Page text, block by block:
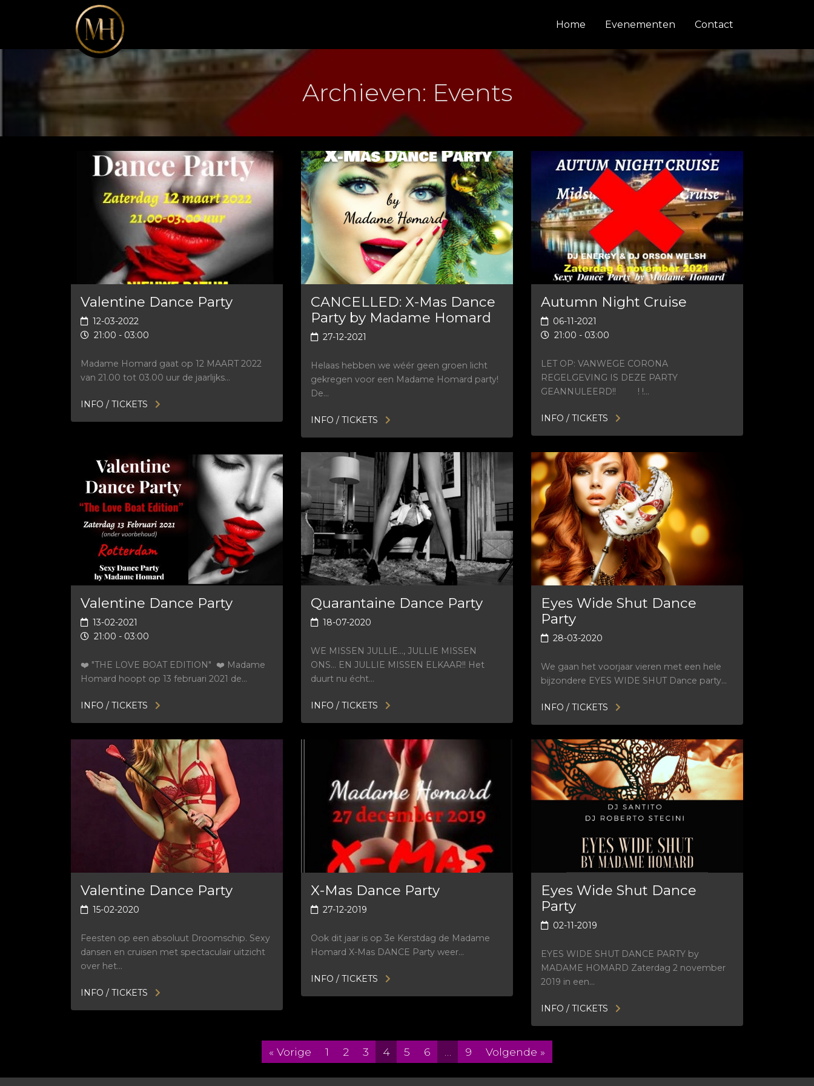
Home Evenementen Contact
Archieven: Events
Valentine Dance Party
12-03-2022
21:00 - 03:00
Madame Homard gaat op 12 MAART 2022
van 21.00 tot 03.00 uur de jaarlijks…
INFO / TICKETS
CANCELLED: X-Mas Dance
Party by Madame Homard
27-12-2021
Helaas hebben we wéér geen groen licht
gekregen voor een Madame Homard party!
De…
INFO / TICKETS
Autumn Night Cruise
06-11-2021
21:00 - 03:00
LET OP: VANWEGE CORONA
REGELGEVING IS DEZE PARTY
GEANNULEERD!! ! !…
INFO / TICKETS
Valentine Dance Party
13-02-2021
21:00 - 03:00
❤️ "THE LOVE BOAT EDITION" ❤️ Madame
Homard hoopt op 13 februari 2021 de…
INFO / TICKETS
Quarantaine Dance Party
18-07-2020
WE MISSEN JULLIE…, JULLIE MISSEN
ONS… EN JULLIE MISSEN ELKAAR!! Het
duurt nu écht…
INFO / TICKETS
Eyes Wide Shut Dance
Party
28-03-2020
We gaan het voorjaar vieren met een hele
bijzondere EYES WIDE SHUT Dance party…
INFO / TICKETS
Valentine Dance Party
15-02-2020
Feesten op een absoluut Droomschip. Sexy
dansen en cruisen met spectaculair uitzicht
over het…
INFO / TICKETS
X-Mas Dance Party
27-12-2019
Ook dit jaar is op 3e Kerstdag de Madame
Homard X-Mas DANCE Party weer…
INFO / TICKETS
Eyes Wide Shut Dance
Party
02-11-2019
EYES WIDE SHUT DANCE PARTY by
MADAME HOMARD Zaterdag 2 november
2019 in een…
INFO / TICKETS
« Vorige 1 2 3 4 5 6 9 Volgende »